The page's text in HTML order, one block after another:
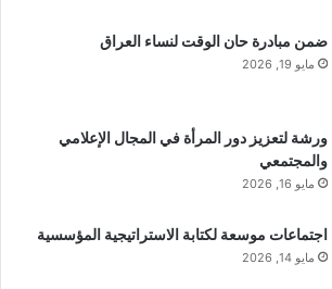
ضمن مبادرة حان الوقت لنساء العراق
مايو 19, 2026
ورشة لتعزيز دور المرأة في المجال الإعلامي
والمجتمعي
مايو 16, 2026
اجتماعات موسعة لكتابة الاستراتيجية المؤسسية
مايو 14, 2026